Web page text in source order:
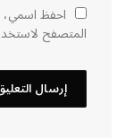
احفظ اسمي،
المتصفح